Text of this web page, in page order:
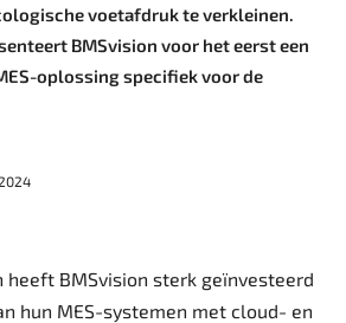
voetafdruk te verkleinen.
BMSvision voor het eerst een
oplossing specifiek voor de
2024
heeft BMSvision sterk geïnvesteerd
hun MES-systemen met cloud- en